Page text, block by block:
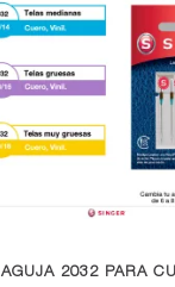
AGUJA 2032 PARA